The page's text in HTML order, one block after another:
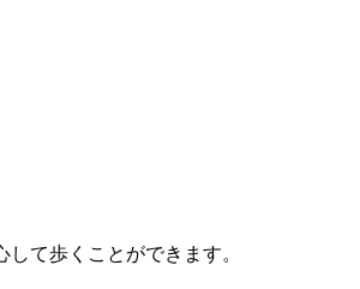
て歩くことができます。